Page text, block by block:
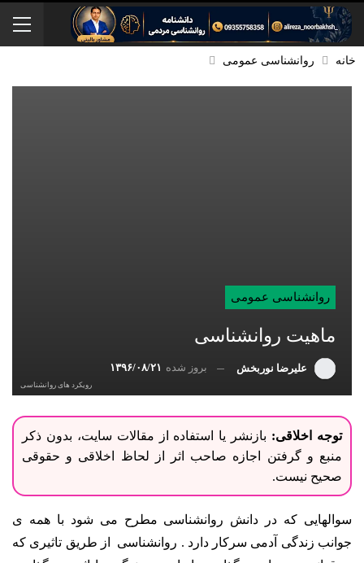
خانه روانشناسی عمومی
روانشناسی عمومی
ماهیت روانشناسی
علیرضا نوربخش بروز شده ۱۳۹۶/۰۸/۲۱
رویکرد های روانشناسی
توجه اخلاقی: بازنشر یا استفاده از مقالات سایت، بدون ذکر
منبع و گرفتن اجازه صاحب اثر از لحاظ اخلاقی و حقوقی
صحیح نیست.
سوالهایی که در دانش روانشناسی مطرح می شود با همه ی
جوانب زندگی آدمی سرکار دارد . روانشناسی از طریق تاثیری که